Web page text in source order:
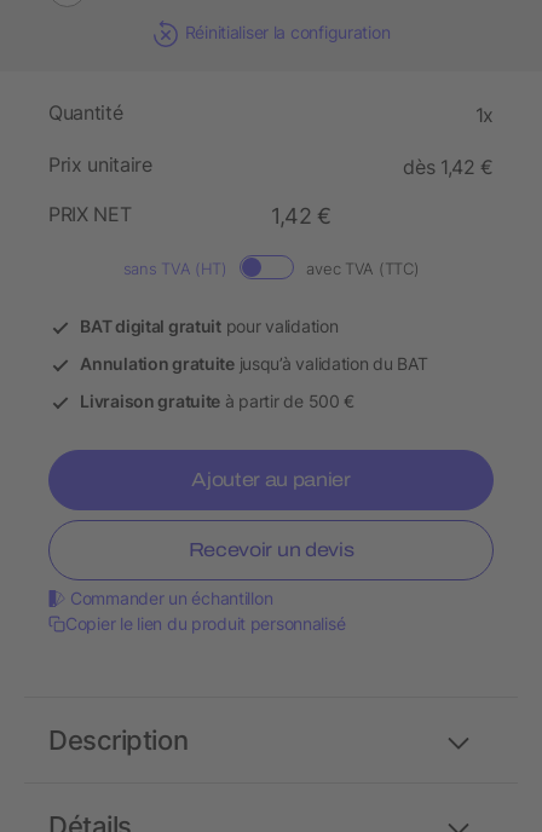
Réinitialiser la configuration
Quantité 1x
Prix unitaire
dès 1,42 €
PRIX NET
1,42 €
sans TVA (HT) avec TVA (TTC)
BAT digital gratuitpour validation
Annulation gratuitejusqu’à validation du BAT
Livraison gratuite à partir de 500 €
Ajouter au panier
Recevoir un devis
Commander un échantillon
Copier le lien du produit personnalisé
Description